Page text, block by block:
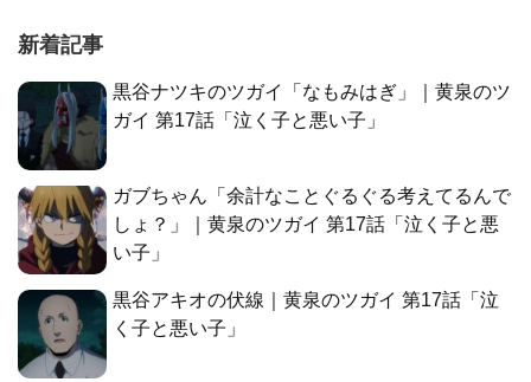
新着記事
黒谷ナツキのツガイ「なもみはぎ」｜黄泉のツ
ガイ 第17話「泣く子と悪い子」
ガブちゃん「余計なことぐるぐる考えてるんで
しょ？」｜黄泉のツガイ 第17話「泣く子と悪
い子」
黒谷アキオの伏線｜黄泉のツガイ 第17話「泣
く子と悪い子」